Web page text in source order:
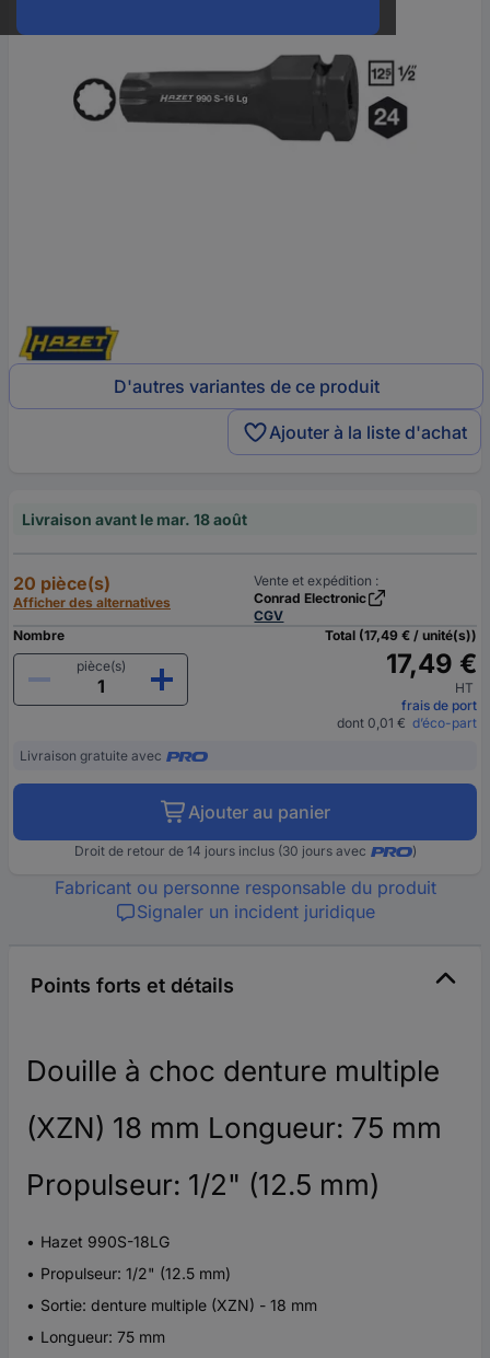
D'autres variantes de ce produit
Ajouter à la liste d'achat
Livraison avant le mar. 18 août
20 pièce(s)
Afficher des alternatives
Vente et expédition :
Conrad Electronic
CGV
Nombre
pièce(s)
Total (17,49 € / unité(s))
17,49 €
HT
frais de port
dont 0,01 € d’éco-part
Livraison gratuite avec
Ajouter au panier
Droit de retour de 14 jours inclus (30 jours avec )
Fabricant ou personne responsable du produit
Signaler un incident juridique
Points forts et détails
Douille à choc denture multiple
(XZN) 18 mm Longueur: 75 mm
Propulseur: 1/2" (12.5 mm)
Hazet 990S-18LG
Propulseur: 1/2" (12.5 mm)
Sortie: denture multiple (XZN) - 18 mm
Longueur: 75 mm